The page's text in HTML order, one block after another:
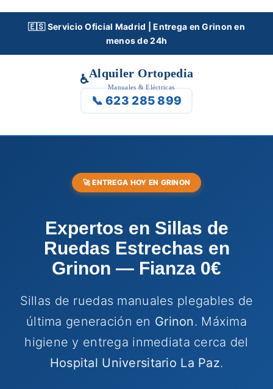
Skip
🇪🇸 Servicio Oficial Madrid | Entrega en Grinon en
menos de 24h
♿Alquiler Ortopedia
Manuales & Eléctricas
📞 623 285 899
🚀 ENTREGA HOY EN GRINON
Expertos en Sillas de
Ruedas Estrechas en
Grinon — Fianza 0€
Sillas de ruedas manuales plegables de
última generación en Grinon. Máxima
higiene y entrega inmediata cerca del
Hospital Universitario La Paz.